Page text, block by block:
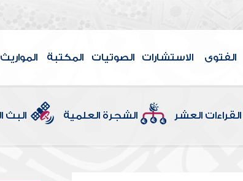
الفتوى الاستشارات الصوتيات المكتبة المواريث
القراءات العشر الشجرة العلمية البث